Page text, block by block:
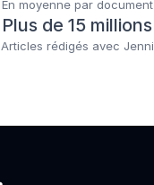
En moyenne par document
Plus de 15 millions
Articles rédigés avec Jenni